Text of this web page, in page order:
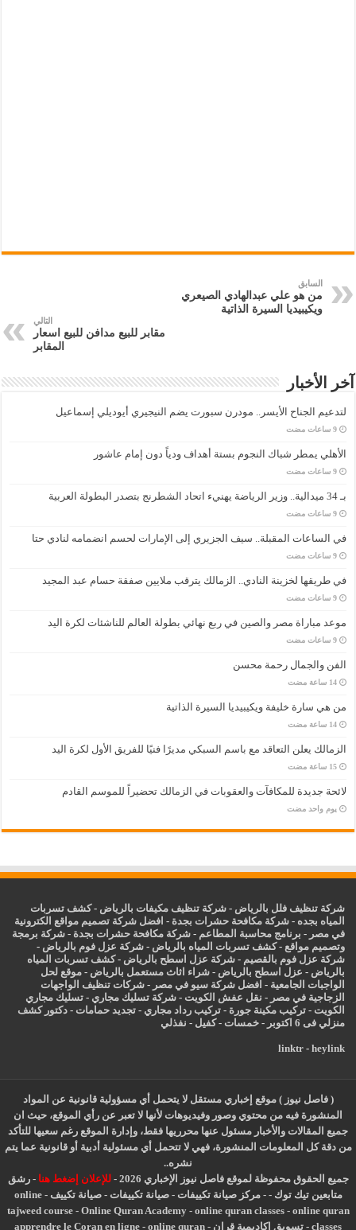
السابق
من هو علي عبدالهادي الصيعري
ويكيبيديا السيرة الذاتية
التالي
مقابر للبيع مدافن للبيع اسعار
المقابر
آخر الأخبار
لتدعيم الجناح الأيسر.. مودرن سبورت يضم النيجيري أيوديلي إسماعيل
‏9 ساعات مضت
الأهلي يمطر شباك النجوم بستة أهداف ودياً دون إمام عاشور
‏9 ساعات مضت
بـ 34 ميدالية.. وزير الرياضة يهنيء اتحاد الشطرنج بتصدر البطولة العربية
‏9 ساعات مضت
في الساعات المقبلة.. سيف الجزيري إلى الإمارات لحسم انضمامه لنادي حتا
‏9 ساعات مضت
في طريقها لخزينة النادي.. الزمالك يترقب ملايين صفقة حسام عبد المجيد
‏9 ساعات مضت
موعد مباراة مصر والصين في ربع نهائي بطولة العالم للناشئات لكرة اليد
‏9 ساعات مضت
الفن والجمال رحمة محسن
‏14 ساعة مضت
من هي سارة خليفة ويكيبيديا السيرة الذاتية
‏14 ساعة مضت
الزمالك يعلن التعاقد مع باسم السبكي مديرًا فنيًا للفريق الأول لكرة اليد
‏15 ساعة مضت
لائحة جديدة للمكافآت والعقوبات في الزمالك تحضيراً للموسم القادم
‏يوم واحد مضت
شركة تنظيف فلل بالرياض -شركة تنظيف مكيفات بالرياض -كشف تسربات
المياه بجده -شركة مكافحة حشرات بجدة - افضل شركة تصميم مواقع الكترونية
في مصر - برنامج محاسبة المطاعم -شركة مكافحة حشرات بجدة -شركة برمجة
وتصميم مواقع -كشف تسربات المياه بالرياض -شركة عزل فوم بالرياض -
شركة عزل فوم بالقصيم -شركة عزل اسطح بالرياض -كشف تسربات المياه
بالرياض - عزل اسطح بالرياض -شراء اثاث مستعمل بالرياض - موقع لحل
الواجبات الجامعية - افضل شركة سيو في مصر -شركات تنظيف الواجهات
الزجاجية في مصر - نقل عفش الكويت -شركة تسليك مجاري -تسليك مجاري
الكويت -تركيب مكينة جورة -تركيب رداد مجاري -تجديد حمامات -دكتور كشف
منزلي فى 6 اكتوبر
-خمسات -كفيل - نفذلي
linktr- heylink
( فاصل نيوز ) موقع إخباري مستقل لا يتحمل أي مسؤولية قانونية عن المواد
المنشورة فيه من محتوي وصور وفيديوهات لأنها لا تعبر عن رأي الموقع، حيث ان
جميع المقالات والأخبار مسئول عنها محرريها فقط، وإدارة الموقع رغم سعيها للتأكد
من دقة كل المعلومات المنشورة، فهي لا تتحمل أي مسئولية أدبية أو قانونية عما يتم
نشره..
جميع الحقوق محفوظة لموقع فاصل نيوز الإخباري 2026 -
للإعلان إضغط هنا -رشق
متابعين تيك توك -
-مركز صيانة تكييفات -صيانة تكييفات -صيانة تكييف -
online
tajweed course- Online Quran Academy- online quran classes- online quran
classes
- تسويق اكاديمية قران -
apprendre le Coran en ligne - online quran